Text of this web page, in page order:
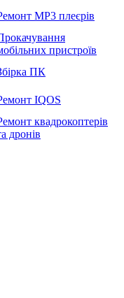
MP3 плеєрів
пристроїв
ПК
IQOS
квадрокоптерів
дронів